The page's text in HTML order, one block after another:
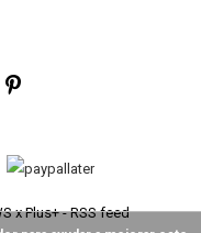
xPlus+-RSS feed